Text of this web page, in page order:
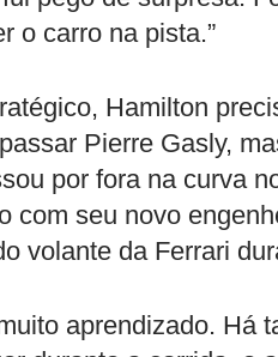
o carro na pista.”
Hamilton
Pierre Gasly,
por fora na curva
com seu novo
volante da Ferrari
aprendizado. Há